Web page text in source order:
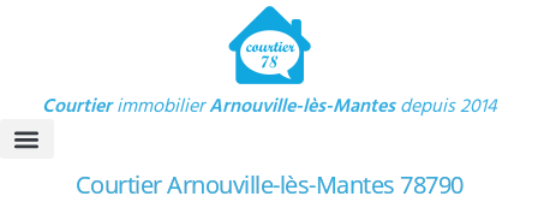
CourtierimmobilierArnouville-lès-Mantesdepuis 2014
Courtier Arnouville-lès-Mantes 78790